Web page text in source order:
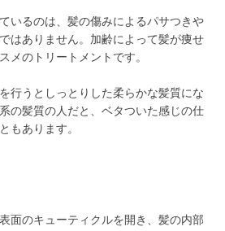
いるのは、髪の傷みによるパサつきや
はありません。加齢によって髪が痩せ
メのトリートメントです。
行うとしっとりした柔らかな髪質にな
の髪質の人だと、ベタついた感じの仕
もあります。
面のキューティクルを開き、髪の内部